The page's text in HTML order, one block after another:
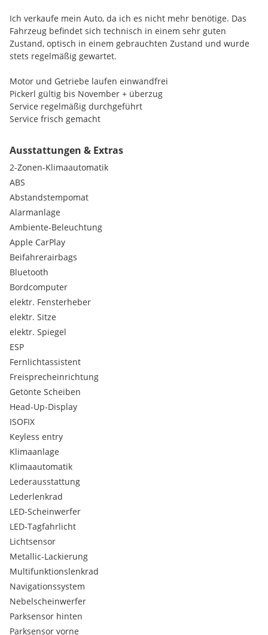
Ich verkaufe mein Auto, da ich es nicht mehr benötige. Das
Fahrzeug befindet sich technisch in einem sehr guten
Zustand, optisch in einem gebrauchten Zustand und wurde
stets regelmäßig gewartet.
Motor und Getriebe laufen einwandfrei
Pickerl gültig bis November + überzug
Service regelmäßig durchgeführt
Service frisch gemacht
Farbe: Carbonschwarz Metallic
20 Zoll Alpin Felgen
Besichtigung & Probefahrt in Wien jederzeit möglich
Kein Notverkauf – nur seriöse Anfragen
Privat verkauf-keine Garantie
Ausstattungen & Extras
2-Zonen-Klimaautomatik
ABS
Abstandstempomat
Alarmanlage
Ambiente-Beleuchtung
Apple CarPlay
Beifahrerairbags
Bluetooth
Bordcomputer
elektr. Fensterheber
elektr. Sitze
elektr. Spiegel
ESP
Fernlichtassistent
Freisprecheinrichtung
Getönte Scheiben
Head-Up-Display
ISOFIX
Keyless entry
Klimaanlage
Klimaautomatik
Lederausstattung
Lederlenkrad
LED-Scheinwerfer
LED-Tagfahrlicht
Lichtsensor
Metallic-Lackierung
Multifunktionslenkrad
Navigationssystem
Nebelscheinwerfer
Parksensor hinten
Parksensor vorne